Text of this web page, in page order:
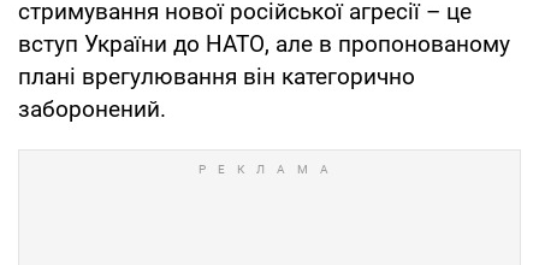
стримування нової російської агресії – це
вступ України до НАТО, але в пропонованому
плані врегулювання він категорично
заборонений.